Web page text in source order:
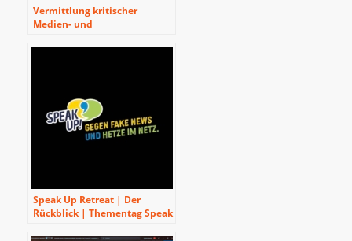
Vermittlung kritischer
Medien- und
informellen
Speak Up Retreat | Der
Rückblick | Thementag Speak